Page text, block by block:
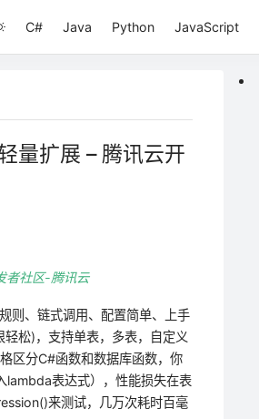
C# Java Python JavaScript
量扩展 – 腾讯云开
者社区-腾讯云
则、链式调用、配置简单、上手
松)，支持单表，多表，自定义
区分C#函数和数据库函数，你
lambda表达式），性能损失在表
来测试，几万次耗时百毫